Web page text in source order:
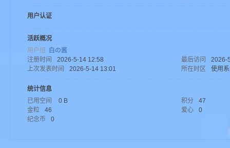
用户认证
活跃概况
用户组
白の酱
注册时间
2026-5-14 12:58 最后访问
2026-
上次发表时间
2026-5-14 13:01 所在时区 使用
统计信息
已用空间
0 B 积分
47
金粒
46 爱心
0
纪念币
0